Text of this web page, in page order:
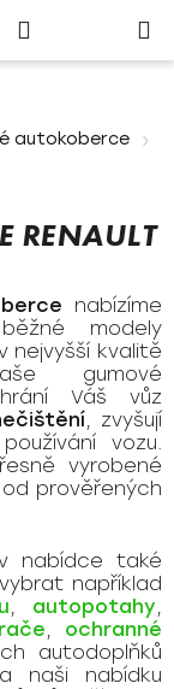
košík
autokoberce
RENAULT
nabízíme
modely
nejvyšší kvalitě
gumové
Váš vůz
, zvyšují
vozu.
vyrobené
prověřených
nabídce také
například
, autopotahy,
, ochranné
autodoplňků
naši nabídku